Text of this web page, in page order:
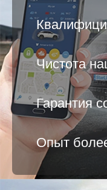
Чистота
Гарантия
Опыт